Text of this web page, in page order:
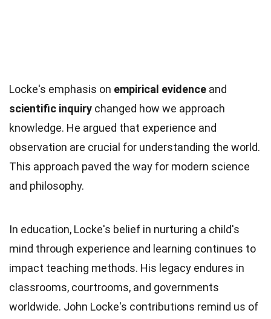
Locke's emphasis on empirical evidence and
scientific inquiry changed how we approach
knowledge. He argued that experience and
observation are crucial for understanding the world.
This approach paved the way for modern science
and philosophy.
In education, Locke's belief in nurturing a child's
mind through experience and learning continues to
impact teaching methods. His legacy endures in
classrooms, courtrooms, and governments
worldwide. John Locke's contributions remind us of